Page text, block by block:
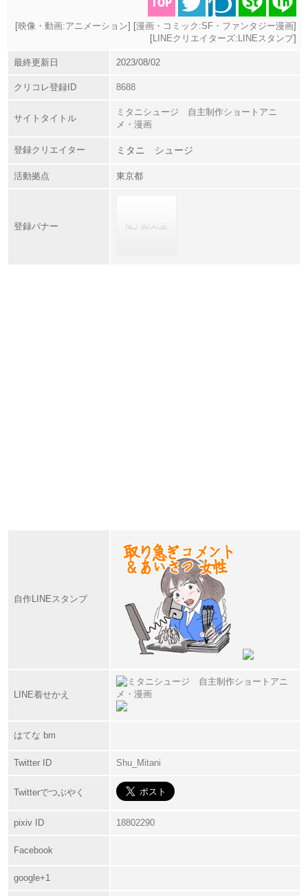
[映像・動画:アニメーション] [漫画・コミック:SF・ファンタジー漫画]
[ LINEクリエイターズ:LINEスタンプ]
最終更新日 2023/08/02
クリコレ登録ID 8688
サイトタイトル
ミタニシュージ 自主制作ショートアニ
メ・漫画
登録クリエイター ミタニ シュージ
活動拠点 東京都
登録バナー
自作LINEスタンプ
LINE着せかえ
はてな bm
Twitter ID Shu_Mitani
Twitterでつぶやく
pixiv ID 18802290
Facebook
google+1